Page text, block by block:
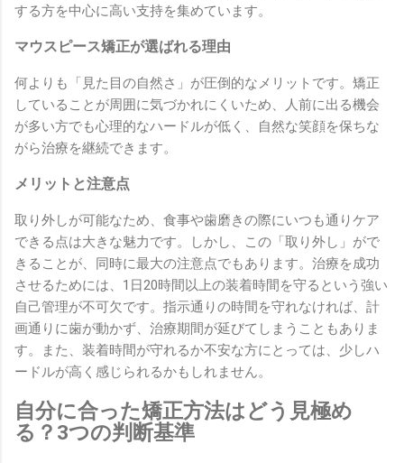
する方を中心に高い支持を集めています。
マウスピース矯正が選ばれる理由
何よりも「見た目の自然さ」が圧倒的なメリットです。矯正
していることが周囲に気づかれにくいため、人前に出る機会
が多い方でも心理的なハードルが低く、自然な笑顔を保ちな
がら治療を継続できます。
メリットと注意点
取り外しが可能なため、食事や歯磨きの際にいつも通りケア
できる点は大きな魅力です。しかし、この「取り外し」がで
きることが、同時に最大の注意点でもあります。治療を成功
させるためには、1日20時間以上の装着時間を守るという強い
自己管理が不可欠です。指示通りの時間を守れなければ、計
画通りに歯が動かず、治療期間が延びてしまうこともありま
す。また、装着時間が守れるか不安な方にとっては、少しハ
ードルが高く感じられるかもしれません。
自分に合った矯正方法はどう見極め
る？3つの判断基準